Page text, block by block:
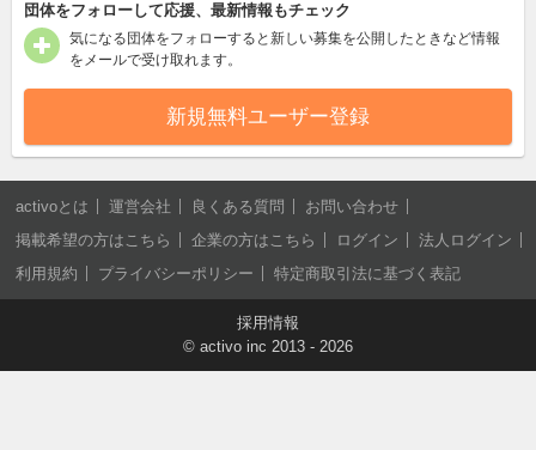
団体をフォローして応援、最新情報もチェック
気になる団体をフォローすると新しい募集を公開したときなど情報
をメールで受け取れます。
新規無料ユーザー登録
activoとは 運営会社 良くある質問
お問い合わせ
掲載希望の方はこちら
企業の方はこちら ログイン
法人ログイン
利用規約
プライバシーポリシー 特定商取引法に基づく表記
採用情報
© activo inc 2013 - 2026